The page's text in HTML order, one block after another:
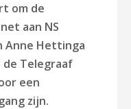
om de
aan NS
Anne Hettinga
Telegraaf
een
zijn.